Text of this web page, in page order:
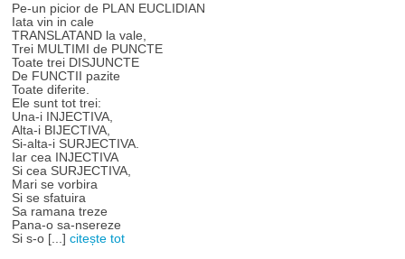
Pe-un picior de PLAN EUCLIDIAN
Iata vin in cale
TRANSLATAND la vale,
Trei MULTIMI de PUNCTE
Toate trei DISJUNCTE
De FUNCTII pazite
Toate diferite.
Ele sunt tot trei:
Una-i INJECTIVA,
Alta-i BIJECTIVA,
Si-alta-i SURJECTIVA.
Iar cea INJECTIVA
Si cea SURJECTIVA,
Mari se vorbira
Si se sfatuira
Sa ramana treze
Pana-o sa-nsereze
Si s-o [...]citește tot